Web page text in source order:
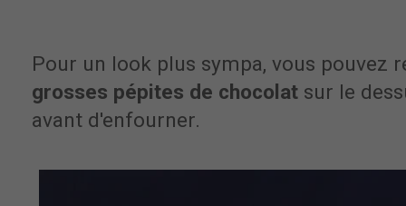
Pour un look plus sympa, vous pouvez
grosses pépites de chocolat sur le
avant d'enfourner.